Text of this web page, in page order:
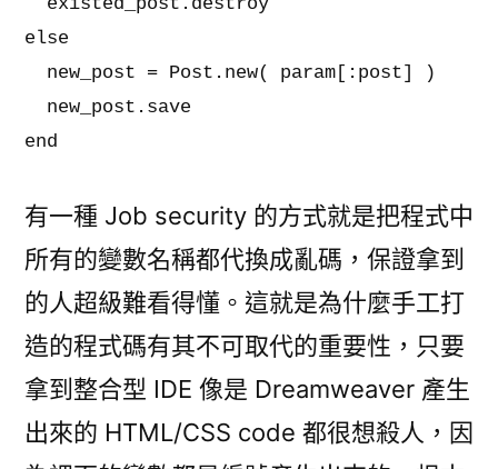
else
  new_post = Post.new( param[:post] )
  new_post.save
有一種 Job security 的方式就是把程式中
所有的變數名稱都代換成亂碼，保證拿到
的人超級難看得懂。這就是為什麼手工打
造的程式碼有其不可取代的重要性，只要
拿到整合型 IDE 像是 Dreamweaver 產生
出來的 HTML/CSS code 都很想殺人，因